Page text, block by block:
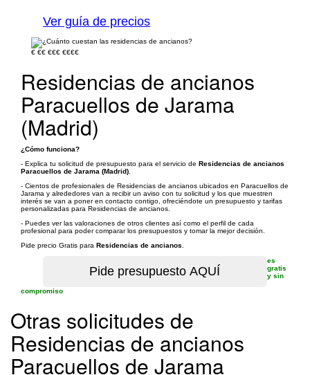
Ver guía de precios
€ €€ €€€ €€€€
Residencias de ancianos
Paracuellos de Jarama
(Madrid)
¿Cómo funciona?
- Explica tu solicitud de presupuesto para el servicio de Residencias de ancianos
Paracuellos de Jarama (Madrid)
- Cientos de profesionales de Residencias de ancianos ubicados en Paracuellos de
Jarama y alrededores van a recibir un aviso con tu solicitud y los que muestren
interés se van a poner en contacto contigo, ofreciéndote un presupuesto y tarifas
personalizadas para Residencias de ancianos.
- Puedes ver las valoraciones de otros clientes así como el perfil de cada
profesional para poder comparar los presupuestos y tomar la mejor decisión.
Pide precio Gratis para Residencias de ancianos
es
gratis
y sin
compromiso
Otras solicitudes de
Residencias de ancianos
Paracuellos de Jarama